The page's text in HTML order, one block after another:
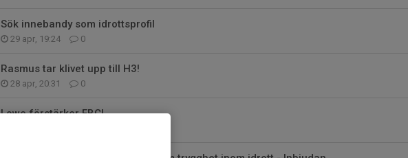
Sök innebandy som idrottsprofil
29 apr, 19:24 0
Rasmus tar klivet upp till H3!
28 apr, 20:31 0
Lowe förstärker FBC!